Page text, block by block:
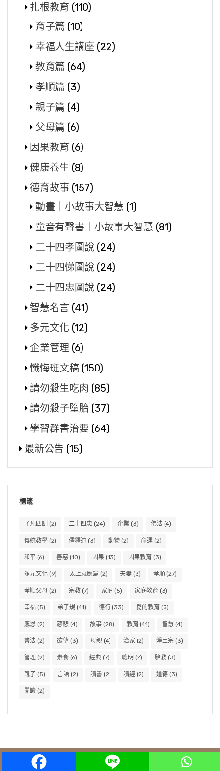
扎根教育 (110)
育子篇 (10)
幸福人生講座 (22)
教育篇 (64)
孝順篇 (3)
親子篇 (4)
父母篇 (6)
因果教育 (6)
健康養生 (8)
德育故事 (157)
動畫｜小故事大智慧 (1)
童音有聲書｜小故事大智慧 (81)
二十四孝圖說 (24)
二十四悌圖說 (24)
二十四忠圖說 (24)
智慧名言 (41)
多元文化 (12)
企業管理 (6)
懺悔班文稿 (150)
請勿殺生吃肉 (85)
請勿殺子墮胎 (37)
學習群書治要 (64)
最新公告 (15)
標籤
了凡四訓 (2) 二十四忠 (24) 企業 (3) 佛法 (4)
傳統教學 (2) 儒釋道 (3) 動物 (2) 命運 (2)
和平 (6) 善惡 (10) 因果 (13) 因果教育 (3)
多元文化 (9) 太上感應篇 (2) 夫妻 (3) 孝順 (27)
孝順父母 (2) 宗教 (7) 家庭 (5) 家庭教育 (3)
幸福 (5) 弟子規 (41) 德行 (33) 愛的教育 (3)
感恩 (2) 慈悲 (4) 故事 (28) 教育 (41) 智慧 (4)
書法 (2) 欲望 (3) 母親 (4) 治家 (2) 淨土宗 (3)
管理 (2) 素食 (6) 經典 (7) 聰明 (2) 胎教 (3)
親子 (5) 言語 (2) 讀書 (2) 讀經 (2) 道德 (3)
閱讀 (2)